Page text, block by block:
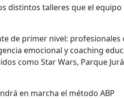
distintos talleres que el equipo
de primer nivel: profesionales
emocional y coaching
como Star Wars, Parque
en marcha el método ABP